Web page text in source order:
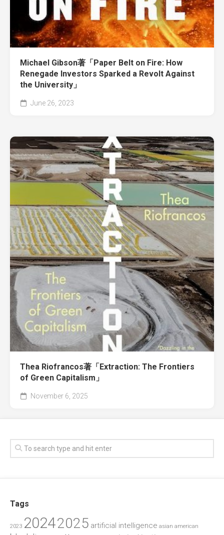
Michael Gibson著「Paper Belt on Fire: How
Renegade Investors Sparked a Revolt Against
the University」
June 26, 2023
Thea Riofrancos著「Extraction: The Frontiers
of Green Capitalism」
November 6, 2025
Tags
2023 20242025 artificial intelligence asian american